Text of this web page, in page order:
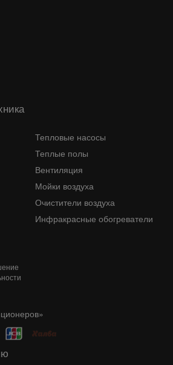
Тепловые насосы
Теплые полы
Вентиляция
Мойки воздуха
Очистители воздуха
Инфракрасные обогреватели